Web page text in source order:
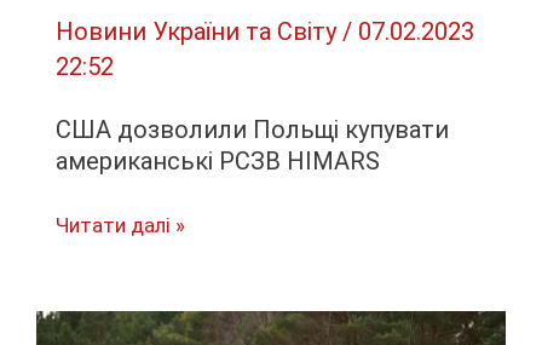
Новини України та Світу/ 07.02.2023
22:52
США дозволили Польщі купувати
американські РСЗВ HIMARS
США
купувати
Читати далі »